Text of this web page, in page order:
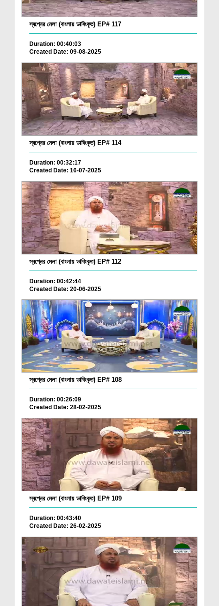
স্বপ্নের মেলা (বাংলায় ডাবিংকৃত) EP# 117
Duration: 00:40:03
Created Date: 09-08-2025
স্বপ্নের মেলা (বাংলায় ডাবিংকৃত) EP# 114
Duration: 00:32:17
Created Date: 16-07-2025
স্বপ্নের মেলা (বাংলায় ডাবিংকৃত) EP# 112
Duration: 00:42:44
Created Date: 20-06-2025
স্বপ্নের মেলা (বাংলায় ডাবিংকৃত) EP# 108
Duration: 00:26:09
Created Date: 28-02-2025
স্বপ্নের মেলা (বাংলায় ডাবিংকৃত) EP# 109
Duration: 00:43:40
Created Date: 26-02-2025